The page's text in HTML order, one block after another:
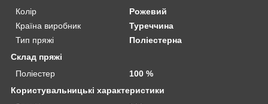
Колір
Рожевий
Країна виробник
Туреччина
Тип пряжі
Поліестерна
Склад пряжі
Поліестер
100 %
Користувальницькі характеристики